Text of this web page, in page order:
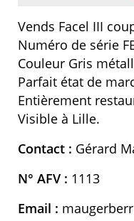
Vends Facel III
Numéro de série
Couleur Gris
Parfait état de
Entièrement
Visible à Lille.
Contact : Gérard
N° AFV : 1113
Email :